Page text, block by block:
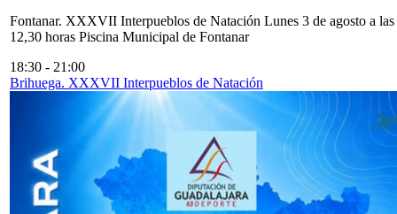
Fontanar. XXXVII Interpueblos de Natación Lunes 3 de agosto a las
12,30 horas Piscina Municipal de Fontanar
18:30 - 21:00
Brihuega. XXXVII Interpueblos de Natación